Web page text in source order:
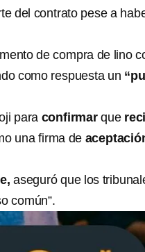
del contrato pese a
de compra de lino
como respuesta un
para confirmarque
una firma de
aseguró que los
común”.